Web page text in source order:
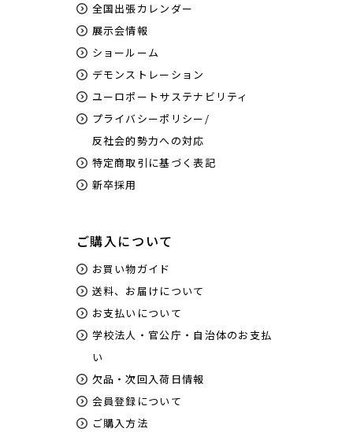
全国出張カレンダー
展示会情報
ショールーム
デモンストレーション
ユーロポートサステナビリティ
プライバシーポリシー/
反社会的勢力への対応
特定商取引に基づく表記
新卒採用
ご購入について
お買い物ガイド
送料、お届けについて
お支払いについて
学校法人・官公庁・自治体のお支払
い
欠品・次回入荷日情報
会員登録について
ご購入方法